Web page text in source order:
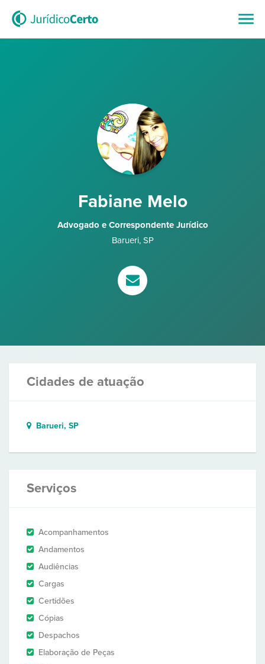
Fabiane Melo
Advogado e Correspondente Jurídico
Barueri, SP
Cidades de atuação
Barueri, SP
Serviços
Acompanhamentos
Andamentos
Audiências
Cargas
Certidões
Cópias
Despachos
Elaboração de Peças